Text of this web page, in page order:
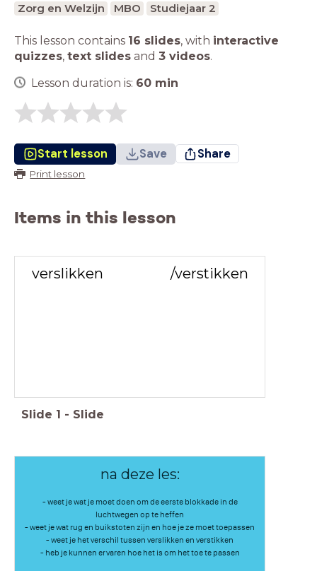
Zorg en Welzijn MBO Studiejaar 2
This lesson contains 16 slides, with interactive
quizzes, text slides and 3 videos.
Lesson duration is: 60 min
Start lesson Save Share
Print lesson
Items in this lesson
verslikken /verstikken
Slide 1 - Slide
na deze les:
- weet je wat je moet doen om de eerste blokkade in de
luchtwegen op te heffen
- weet je wat rug en buikstoten zijn en hoe je ze moet toepassen
- weet je het verschil tussen verslikken en verstikken
- heb je kunnen ervaren hoe het is om het toe te passen